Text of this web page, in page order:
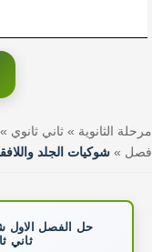
مرحلة الثانوية » ثاني ثانوي »
فصل » شوكيات الجلد
حل الفصل الاول
ثاني